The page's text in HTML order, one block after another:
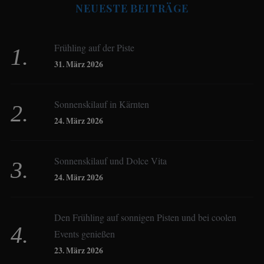
Birgit Werner
Christoph Schrahe
Derk Hoberg
NEUESTE BEITRÄGE
Frühling auf der Piste
31. März 2026
Sonnenskilauf in Kärnten
24. März 2026
Sonnenskilauf und Dolce Vita
24. März 2026
Den Frühling auf sonnigen Pisten und bei coolen
Events genießen
23. März 2026